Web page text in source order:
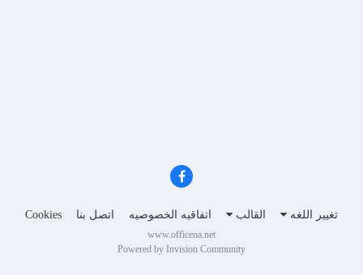
تغيير اللغه القالب اتفاقيه الخصوصيه اتصل بنا Cookies
www.officena.net
Powered by Invision Community